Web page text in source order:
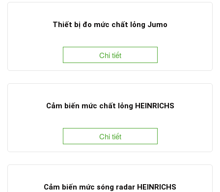
Thiết bị đo mức chất lỏng Jumo
Chi tiết
Cảm biến mức chất lỏng HEINRICHS
Chi tiết
Cảm biến mức sóng radar HEINRICHS